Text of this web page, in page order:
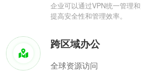
企业可以通过VPN统一管理
提高安全性和管理效率。
跨区域办公
全球资源访问